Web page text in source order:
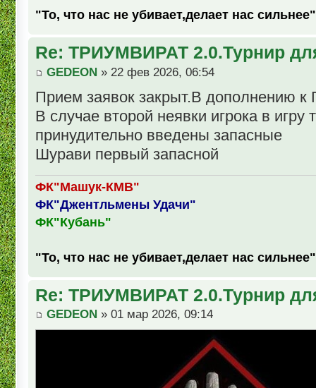
"То, что нас не убивает,делает нас сильнее"
Re: ТРИУМВИРАТ 2.0.Турнир
GEDEON » 22 фев 2026, 06:54
Прием заявок закрыт.В дополнению к
В случае второй неявки игрока в игру
принудительно введены запасные
Шурави первый запасной
ФК"Машук-КМВ"
ФК"Джентльмены Удачи"
ФК"Кубань"
"То, что нас не убивает,делает нас сильнее"
Re: ТРИУМВИРАТ 2.0.Турнир
GEDEON » 01 мар 2026, 09:14